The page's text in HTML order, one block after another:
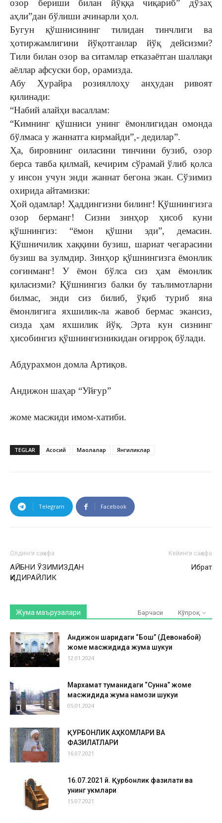
озор бериши билан йўққа чиқариб” дўзаҳ
аҳли”дан бўлиши ачинарли ҳол.
Бугун қўшнисининг тилидан тинчлиги ва
ҳотиржамлигини йўқотганлар йўқ дейсизми?
Тили билан озор ва ситамлар етказаётган шаллақи
аёллар афсуски бор, орамизда.
Абу Ҳурайра розияллоҳу анҳудан ривоят
қилинади:
“Набий алайҳи васаллам:
“Кимнинг қўшниси унинг ёмонлигидан омонда
бўлмаса у жаннатга кирмайди”,- дедилар”.
Ҳа, бировнинг оиласини тинчини бузиб, озор
берса тавба қилмай, кечирим сўрамай ўлиб қолса
у инсон учун энди жаннат бегона экан. Сўзимиз
охирида айтамизки:
Ҳой одамлар! Ҳаддингизни билинг! Қўшнингизга
озор берманг! Сизни зинҳор ҳисоб куни
қўшнингиз: “ёмон қўшни эди”, демасин.
Қўшничилик хаққини бузиш, шариат чегарасини
бузиш ва зулмдир. Зинҳор қўшнингизга ёмонлик
соғинманг! У ёмон бўлса сиз ҳам ёмонлик
қиласизми? Қўшнингиз балки бу таълимотларни
билмас, энди сиз билиб, ўқиб туриб яна
ёмонлигига яхшилик-ла жавоб бермас экансиз,
сизда ҳам яхшилик йўқ. Эрта кун сизнинг
ҳисобингиз қўшнингизникидан оғирроқ бўлади.
Абдурахмон домла Артиқов.
Андижон шаҳар “Уйғур”
жоме масжиди имом-хатиби.
TEGLAR Асосий Мақолалар Янгиликлар
Telegram Facebook
Олдинги саҳифа
АЙБНИ ЎЗИМИЗДАН
ҚИДИРАЙЛИК
Кейинги саҳифа
Ибрат
Жума маърузалари Барчаси Кўпроқ
Андижон шаҳридаги “Бош” (Девонабой)
жоме масжидида жума шукуҳи
12.01.2024
Мархамат туманидаги “Сунна” жоме
масжидида жума намози шукуҳи
05.01.2024
ҚУРБОНЛИК АҲКОМЛАРИ ВА
ФАЗИЛАТЛАРИ
16.07.2021
16.07.2021 й. Қурбонлик фазилати ва
унинг ҳукмлари
15.07.2021